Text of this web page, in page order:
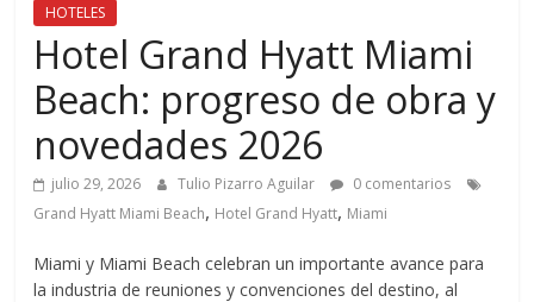
HOTELES
Hotel Grand Hyatt Miami
Beach: progreso de obra y
novedades 2026
julio 29, 2026 Tulio Pizarro Aguilar
0 comentarios
Grand Hyatt Miami Beach, Hotel Grand Hyatt, Miami
Miami y Miami Beach celebran un importante avance para
la industria de reuniones y convenciones del destino, al